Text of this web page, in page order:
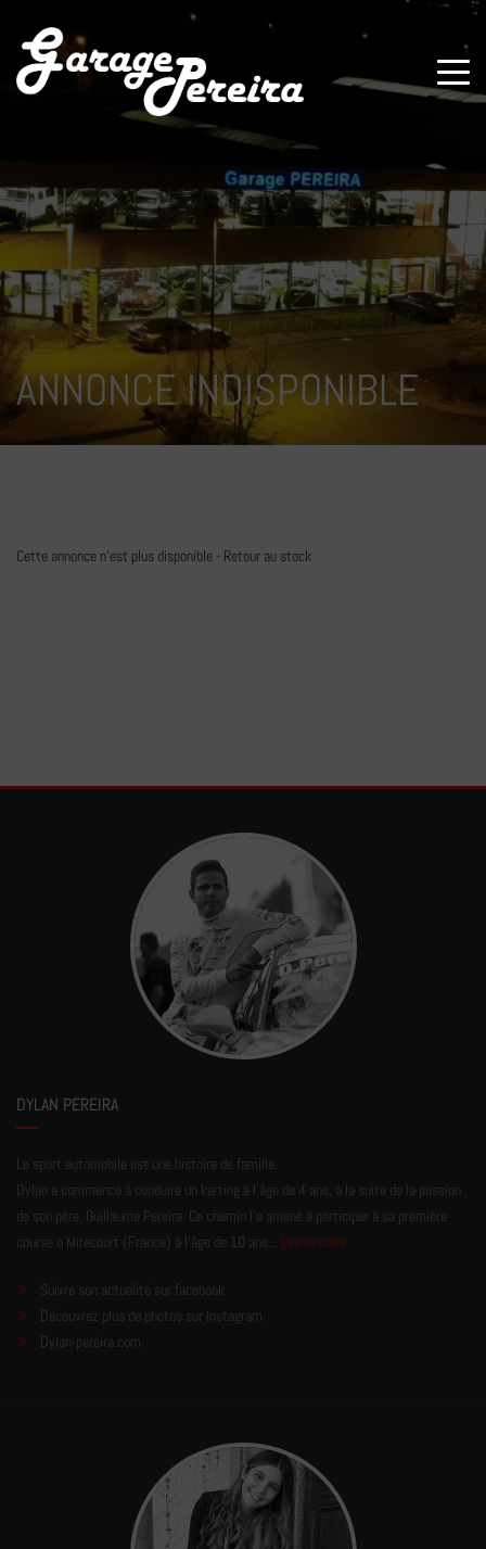
ANNONCE INDISPONIBLE
Cette annonce n'est plus disponible - Retour au stock
DYLAN PEREIRA
Le sport automobile est une histoire de famille.
Dylan a commencé à conduire un karting à l’âge de 4 ans, à la suite de la passion
de son père, Guillaume Pereira. Ce chemin l'a amené à participer à sa première
course à Mirecourt (France) à l'âge de 10 ans... Lire la suite
Suivre son actualité sur facebook
Découvrez plus de photos sur Instagram
Dylan-pereira.com
Paramètres avancés des cookies